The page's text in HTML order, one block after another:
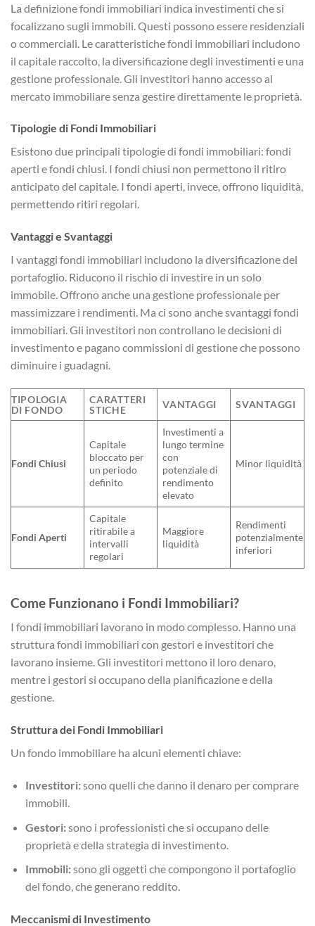
La definizione fondi immobiliari indica investimenti che si
focalizzano sugli immobili. Questi possono essere residenziali
o commerciali. Le caratteristiche fondi immobiliari includono
il capitale raccolto, la diversificazione degli investimenti e una
gestione professionale. Gli investitori hanno accesso al
mercato immobiliare senza gestire direttamente le proprietà.
Tipologie di Fondi Immobiliari
Esistono due principali tipologie di fondi immobiliari: fondi
aperti e fondi chiusi. I fondi chiusi non permettono il ritiro
anticipato del capitale. I fondi aperti, invece, offrono liquidità,
permettendo ritiri regolari.
Vantaggi e Svantaggi
I vantaggi fondi immobiliari includono la diversificazione del
portafoglio. Riducono il rischio di investire in un solo
immobile. Offrono anche una gestione professionale per
massimizzare i rendimenti. Ma ci sono anche svantaggi fondi
immobiliari. Gli investitori non controllano le decisioni di
investimento e pagano commissioni di gestione che possono
diminuire i guadagni.
TIPOLOGIA
DI FONDO
CARATTERI
STICHE
VANTAGGI SVANTAGGI
Fondi Chiusi
Capitale
bloccato per
un periodo
definito
Investimenti a
lungo termine
con
potenziale di
rendimento
elevato
Minor liquidità
Fondi Aperti
Capitale
ritirabile a
intervalli
regolari
Maggiore
liquidità
Rendimenti
potenzialmente
inferiori
Come Funzionano i Fondi Immobiliari?
I fondi immobiliari lavorano in modo complesso. Hanno una
struttura fondi immobiliari con gestori e investitori che
lavorano insieme. Gli investitori mettono il loro denaro,
mentre i gestori si occupano della pianificazione e della
gestione.
Struttura dei Fondi Immobiliari
Un fondo immobiliare ha alcuni elementi chiave:
Investitori:sono quelli che danno il denaro per comprare
immobili.
Gestori:sono i professionisti che si occupano delle
proprietà e della strategia di investimento.
Immobili:sono gli oggetti che compongono il portafoglio
del fondo, che generano reddito.
Meccanismi di Investimento